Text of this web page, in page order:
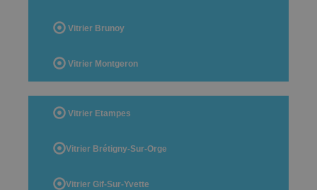
Vitrier Brunoy
Vitrier Montgeron
Vitrier Etampes
Vitrier Brétigny-Sur-Orge
Vitrier Gif-Sur-Yvette